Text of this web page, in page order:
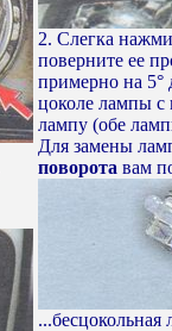
2. Слегка
поверните ее
примерно на 5°
цоколе лампы с
лампу (обе
Для замены
поворота вам